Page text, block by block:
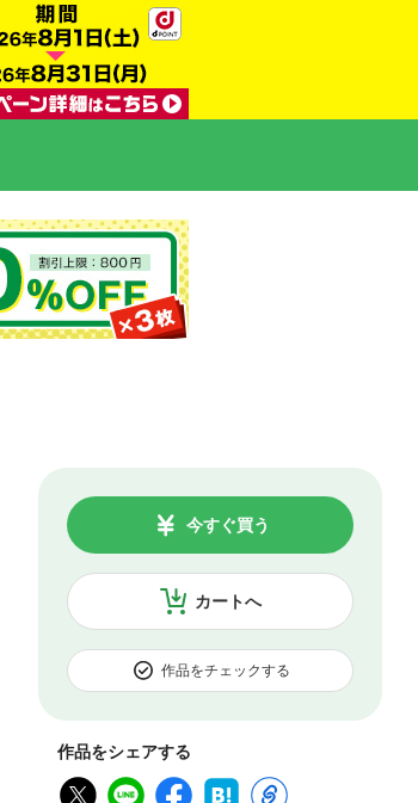
カートへ
今すぐ買う
作品をチェックする
作品をシェアする